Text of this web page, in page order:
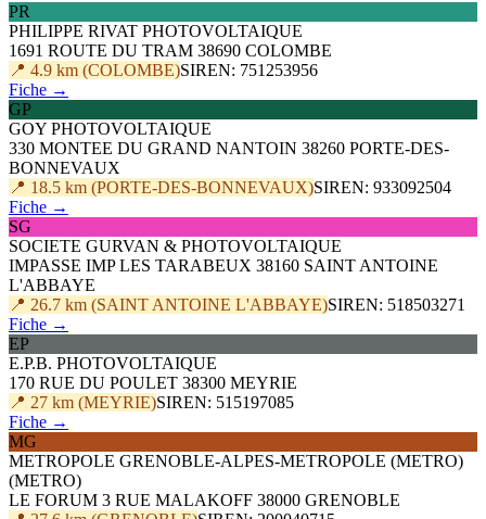
PR
PHILIPPE RIVAT PHOTOVOLTAIQUE
1691 ROUTE DU TRAM 38690 COLOMBE
📍 4.9 km (COLOMBE)SIREN: 751253956
Fiche →
GP
GOY PHOTOVOLTAIQUE
330 MONTEE DU GRAND NANTOIN 38260 PORTE-DES-
BONNEVAUX
📍 18.5 km (PORTE-DES-BONNEVAUX)SIREN: 933092504
Fiche →
SG
SOCIETE GURVAN & PHOTOVOLTAIQUE
IMPASSE IMP LES TARABEUX 38160 SAINT ANTOINE
L'ABBAYE
📍 26.7 km (SAINT ANTOINE L'ABBAYE)SIREN: 518503271
Fiche →
EP
E.P.B. PHOTOVOLTAIQUE
170 RUE DU POULET 38300 MEYRIE
📍 27 km (MEYRIE)SIREN: 515197085
Fiche →
MG
METROPOLE GRENOBLE-ALPES-METROPOLE (METRO)
(METRO)
LE FORUM 3 RUE MALAKOFF 38000 GRENOBLE